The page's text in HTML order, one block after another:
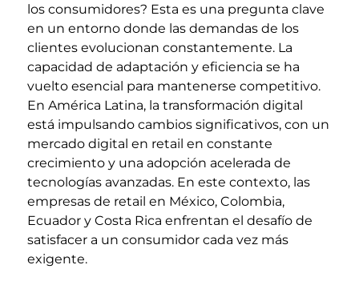
los consumidores? Esta es una pregunta clave
en un entorno donde las demandas de los
clientes evolucionan constantemente. La
capacidad de adaptación y eficiencia se ha
vuelto esencial para mantenerse competitivo.
En América Latina, la transformación digital
está impulsando cambios significativos, con un
mercado digital en retail en constante
crecimiento y una adopción acelerada de
tecnologías avanzadas​​. En este contexto, las
empresas de retail en México, Colombia,
Ecuador y Costa Rica enfrentan el desafío de
satisfacer a un consumidor cada vez más
exigente.